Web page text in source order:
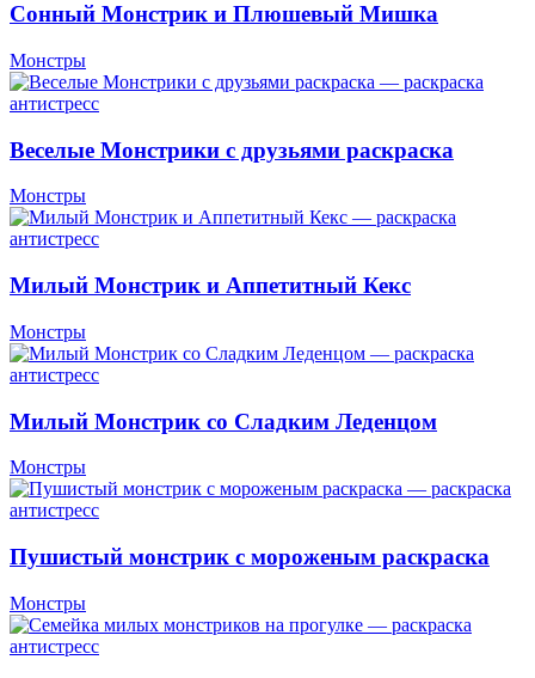
Сонный Монстрик и Плюшевый Мишка
Монстры
Веселые Монстрики с друзьями раскраска
Монстры
Милый Монстрик и Аппетитный Кекс
Монстры
Милый Монстрик со Сладким Леденцом
Монстры
Пушистый монстрик с мороженым раскраска
Монстры